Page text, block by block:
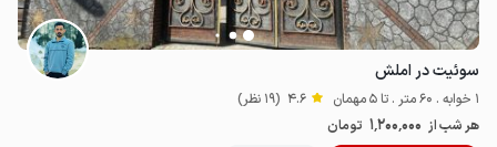
سوئیت در املش
1 خوابه . 60 متر . تا 5 مهمان 4.6 (19 نظر)
هر شب از 1٬200٬000 تومان